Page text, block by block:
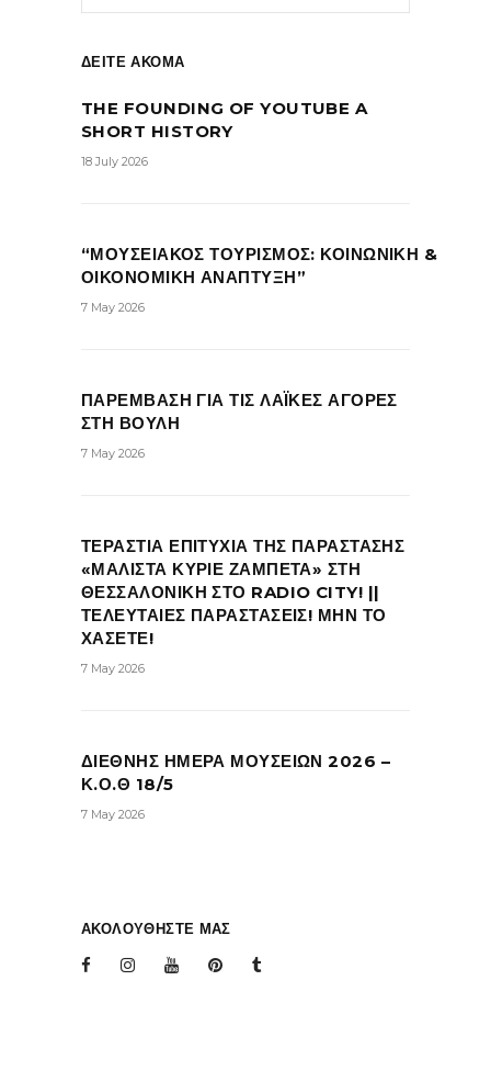
ΔΕΙΤΕ ΑΚΟΜΑ
THE FOUNDING OF YOUTUBE A
SHORT HISTORY
18 July 2026
“ΜΟΥΣΕΙΑΚΟΣ ΤΟΥΡΙΣΜΟΣ: ΚΟΙΝΩΝΙΚΗ &
ΟΙΚΟΝΟΜΙΚΗ ΑΝΑΠΤΥΞΗ”
7 May 2026
ΠΑΡΕΜΒΑΣΗ ΓΙΑ ΤΙΣ ΛΑΪΚΕΣ ΑΓΟΡΕΣ
ΣΤΗ ΒΟΥΛΗ
7 May 2026
ΤΕΡΑΣΤΙΑ ΕΠΙΤΥΧΙΑ ΤΗΣ ΠΑΡΑΣΤΑΣΗΣ
«ΜΑΛΙΣΤΑ ΚΥΡΙΕ ΖΑΜΠΕΤΑ» ΣΤΗ
ΘΕΣΣΑΛΟΝΙΚΗ ΣΤΟ RADIO CITY! ||
ΤΕΛΕΥΤΑΙΕΣ ΠΑΡΑΣΤΑΣΕΙΣ! ΜΗΝ ΤΟ
ΧΑΣΕΤΕ!
7 May 2026
ΔΙΕΘΝΗΣ ΗΜΕΡΑ ΜΟΥΣΕΙΩΝ 2026 –
Κ.Ο.Θ 18/5
7 May 2026
ΑΚΟΛΟΥΘΗΣΤΕ ΜΑΣ